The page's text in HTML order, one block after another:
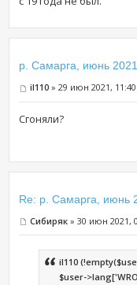
р. Самарга, июнь 2021
il110 » 29 июн 2021, 11:40
Сгоняли?
Re: р. Самарга, июнь
Сибиряк » 30 июн 2021,
il110
$user-